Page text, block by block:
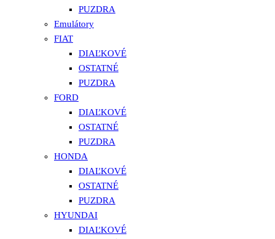
PUZDRA
Emulátory
FIAT
DIAĽKOVÉ
OSTATNÉ
PUZDRA
FORD
DIAĽKOVÉ
OSTATNÉ
PUZDRA
HONDA
DIAĽKOVÉ
OSTATNÉ
PUZDRA
HYUNDAI
DIAĽKOVÉ